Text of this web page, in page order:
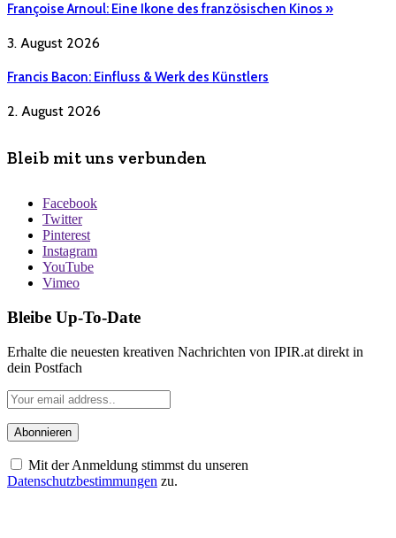
Françoise Arnoul: Eine Ikone des französischen Kinos »
3. August 2026
Francis Bacon: Einfluss & Werk des Künstlers
2. August 2026
Bleib mit uns verbunden
Facebook
Twitter
Pinterest
Instagram
YouTube
Vimeo
Bleibe Up-To-Date
Erhalte die neuesten kreativen Nachrichten von IPIR.at direkt in
dein Postfach
Mit der Anmeldung stimmst du unseren
Datenschutzbestimmungen zu.